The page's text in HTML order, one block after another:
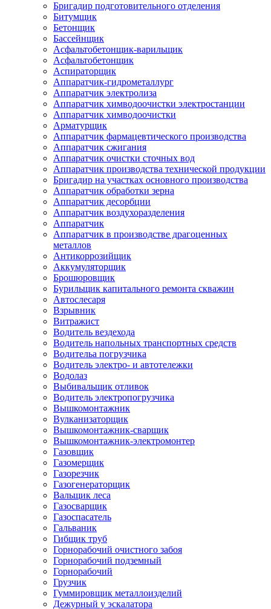
Бригадир подготовительного отделения
Битумщик
Бетонщик
Бассейнщик
Асфальтобетонщик-варильщик
Асфальтобетонщик
Аспираторщик
Аппаратчик-гидрометаллург
Аппаратчик электролиза
Аппаратчик химводоочистки электростанции
Аппаратчик химводоочистки
Арматурщик
Аппаратчик фармацевтического производства
Аппаратчик сжигания
Аппаратчик очистки сточных вод
Аппаратчик производства технической продукции
Бригадир на участках основного производства
Аппаратчик обработки зерна
Аппаратчик десорбции
Аппаратчик воздухоразделения
Аппаратчик
Аппаратчик в производстве драгоценных
металлов
Антикоррозийщик
Аккумуляторщик
Брошюровщик
Бурильщик капитального ремонта скважин
Автослесаря
Взрывник
Витражист
Водитель вездехода
Водитель напольных транспортных средств
Водительа погрузчика
Водитель электро- и автотележки
Водолаз
Выбивальщик отливок
Водитель электропогрузчика
Вышкомонтажник
Вулканизаторщик
Вышкомонтажник-сварщик
Вышкомонтажник-электромонтер
Газовщик
Газомерщик
Газорезчик
Газогенераторщик
Вальщик леса
Газосварщик
Газоспасатель
Гальваник
Гибщик труб
Горнорабочий очистного забоя
Горнорабочий подземный
Горнорабочий
Грузчик
Гуммировщик металлоизделий
Дежурный у эскалатора